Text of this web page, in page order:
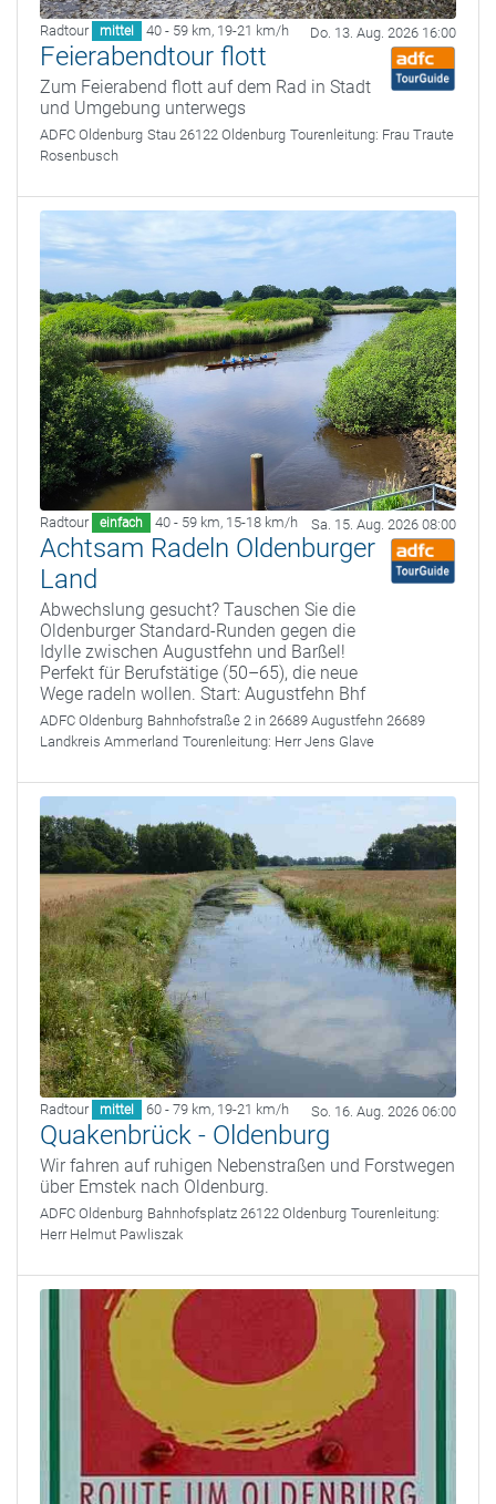
Radtour mittel 40 - 59 km, 19-21 km/h Do. 13. Aug. 2026 16:00
Feierabendtour flott
Zum Feierabend flott auf dem Rad in Stadt
und Umgebung unterwegs
ADFC Oldenburg Stau 26122 Oldenburg Tourenleitung: Frau Traute
Rosenbusch
Radtour einfach 40 - 59 km, 15-18 km/h Sa. 15. Aug. 2026 08:00
Achtsam Radeln Oldenburger
Land
Abwechslung gesucht? Tauschen Sie die
Oldenburger Standard-Runden gegen die
Idylle zwischen Augustfehn und Barßel!
Perfekt für Berufstätige (50–65), die neue
Wege radeln wollen. Start: Augustfehn Bhf
ADFC Oldenburg Bahnhofstraße 2 in 26689 Augustfehn 26689
Landkreis Ammerland Tourenleitung: Herr Jens Glave
Radtour mittel 60 - 79 km, 19-21 km/h So. 16. Aug. 2026 06:00
Quakenbrück - Oldenburg
Wir fahren auf ruhigen Nebenstraßen und Forstwegen
über Emstek nach Oldenburg.
ADFC Oldenburg Bahnhofsplatz 26122 Oldenburg Tourenleitung:
Herr Helmut Pawliszak